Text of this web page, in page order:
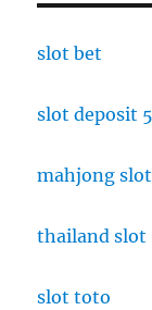
slot bet
slot deposit
mahjong slot
thailand slot
slot toto